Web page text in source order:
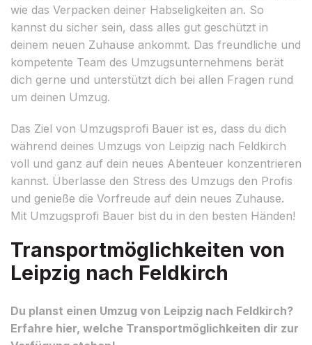
wie das Verpacken deiner Habseligkeiten an. So
kannst du sicher sein, dass alles gut geschützt in
deinem neuen Zuhause ankommt. Das freundliche und
kompetente Team des Umzugsunternehmens berät
dich gerne und unterstützt dich bei allen Fragen rund
um deinen Umzug.
Das Ziel von Umzugsprofi Bauer ist es, dass du dich
während deines Umzugs von Leipzig nach Feldkirch
voll und ganz auf dein neues Abenteuer konzentrieren
kannst. Überlasse den Stress des Umzugs den Profis
und genieße die Vorfreude auf dein neues Zuhause.
Mit Umzugsprofi Bauer bist du in den besten Händen!
Transportmöglichkeiten von
Leipzig nach Feldkirch
Du planst einen Umzug von Leipzig nach Feldkirch?
Erfahre hier, welche Transportmöglichkeiten dir zur